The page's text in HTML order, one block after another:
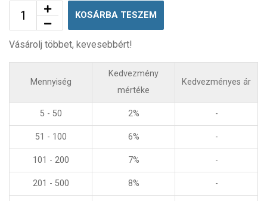
KOSÁRBA TESZEM
Vásárolj többet, kevesebbért!
Mennyiség
Kedvezmény
mértéke
Kedvezményes ár
5 - 50 2% -
51 - 100 6% -
101 - 200 7% -
201 - 500 8% -